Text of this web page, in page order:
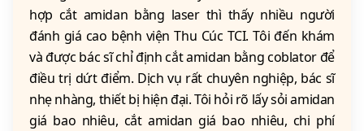
hợp cắt amidan bằng laser thì thấy nhiều người
đánh giá cao bệnh viện Thu Cúc TCI. Tôi đến khám
và được bác sĩ chỉ định cắt amidan bằng coblator để
điều trị dứt điểm. Dịch vụ rất chuyên nghiệp, bác sĩ
nhẹ nhàng, thiết bị hiện đại. Tôi hỏi rõ lấy sỏi amidan
giá bao nhiêu, cắt amidan giá bao nhiêu, chi phí